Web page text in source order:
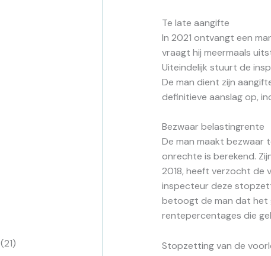
(21)
Te late aangifte
In 2021 ontvangt een
vraagt hij meermaals
Uiteindelijk stuurt de
De man dient zijn
definitieve aanslag op,
Bezwaar belastingrente
De man maakt bezwaar
onrechte is berekend.
2018, heeft verzocht de
inspecteur deze
betoogt de man dat het
rentepercentages die
Stopzetting van de